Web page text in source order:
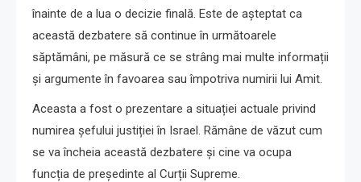
înainte de a lua o decizie finală. Este de așteptat ca
această dezbatere să continue în următoarele
săptămâni, pe măsură ce se strâng mai multe informații
și argumente în favoarea sau împotriva numirii lui Amit.
Aceasta a fost o prezentare a situației actuale privind
numirea șefului justiției în Israel. Rămâne de văzut cum
se va încheia această dezbatere și cine va ocupa
funcția de președinte al Curții Supreme.